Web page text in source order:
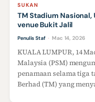
SUKAN
TM Stadium
venue Bukit Jalil
Penulis Staf · Mac 14, 2026
KUALA LUMPUR, 14
Malaysia (PSM)
penamaan selama tiga
Berhad (TM) yang